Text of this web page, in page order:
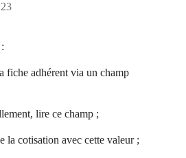
fiche adhérent via un champ
lire ce champ ;
la cotisation avec cette valeur ;